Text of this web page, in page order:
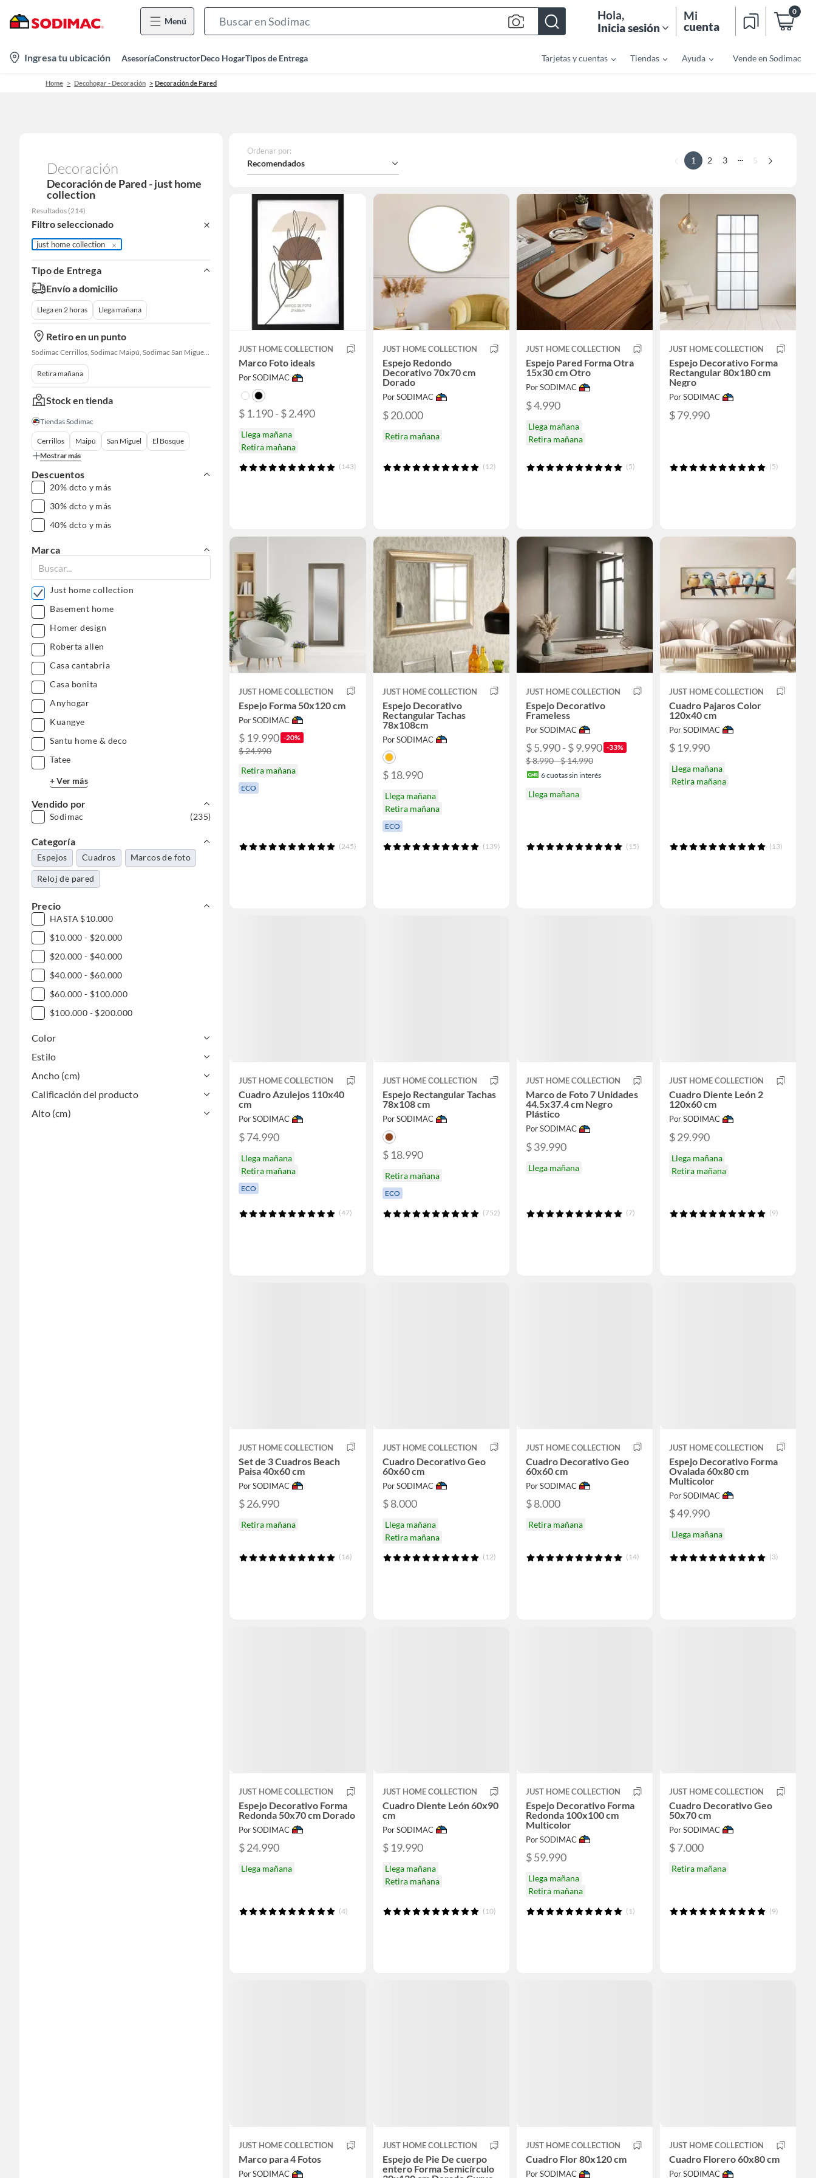
Menú
Bar
Hola,
Inicia sesión
Mi
cuenta
0
location-
icon
Ingresa tu ubicación AsesoríaConstructorDeco HogarTipos de Entrega Tarjetas y cuentas Tiendas Ayuda Vende en Sodimac
Home Decohogar - Decoración Decoración de Pared
Decoración
Decoración de Pared - just home
collection
Resultados (214)
Filtro seleccionado
just home collection
Tipo de Entrega
Envío a domicilio
Llega en 2 horas Llega mañana
Retiro en un punto
Sodimac Cerrillos, Sodimac Maipú, Sodimac San Miguel, Sodimac El Bosque, Sodimac San Bernardo, Sodimac Talagante, Sodimac San Fernando
Retira mañana
Stock en tienda
Tiendas Sodimac
Cerrillos Maipú San Miguel
El Bosque
Mostrar más
Descuentos
20% dcto y más
30% dcto y más
40% dcto y más
Marca
Just home collection
Basement home
Homer design
Roberta allen
Casa cantabria
Casa bonita
Anyhogar
Kuangye
Santu home & deco
Tatee
+ Ver más
Vendido por
Sodimac (235)
Categoría
Espejos Cuadros Marcos de foto
Reloj de pared
Precio
HASTA $10.000
$10.000 - $20.000
$20.000 - $40.000
$40.000 - $60.000
$60.000 - $100.000
$100.000 - $200.000
Color
Estilo
Ancho (cm)
Calificación del producto
Alto (cm)
Ordenar por:
Recomendados 1 2 3 ... 5
JUST HOME COLLECTION
Marco Foto ideals
Por SODIMAC
$ 1.190 - $ 2.490
Llega mañana
Retira mañana
(143)
JUST HOME COLLECTION
Espejo Redondo
Decorativo 70x70 cm
Dorado
Por SODIMAC
$ 20.000
Retira mañana
(12)
JUST HOME COLLECTION
Espejo Pared Forma Otra
15x30 cm Otro
Por SODIMAC
$ 4.990
Llega mañana
Retira mañana
(5)
JUST HOME COLLECTION
Espejo Decorativo Forma
Rectangular 80x180 cm
Negro
Por SODIMAC
$ 79.990
(5)
JUST HOME COLLECTION
Espejo Forma 50x120 cm
Por SODIMAC
$ 19.990 -20%
$ 24.990
Retira mañana
ECO
(245)
JUST HOME COLLECTION
Espejo Decorativo
Rectangular Tachas
78x108cm
Por SODIMAC
$ 18.990
Llega mañana
Retira mañana
ECO
(139)
JUST HOME COLLECTION
Espejo Decorativo
Frameless
Por SODIMAC
$ 5.990 - $ 9.990 -33%
$ 8.990 - $ 14.990
6cuotas sin interés
Llega mañana
(15)
JUST HOME COLLECTION
Cuadro Pajaros Color
120x40 cm
Por SODIMAC
$ 19.990
Llega mañana
Retira mañana
(13)
JUST HOME COLLECTION
Cuadro Azulejos 110x40
cm
Por SODIMAC
$ 74.990
Llega mañana
Retira mañana
ECO
(47)
JUST HOME COLLECTION
Espejo Rectangular Tachas
78x108 cm
Por SODIMAC
$ 18.990
Retira mañana
ECO
(752)
JUST HOME COLLECTION
Marco de Foto 7 Unidades
44.5x37.4 cm Negro
Plástico
Por SODIMAC
$ 39.990
Llega mañana
(7)
JUST HOME COLLECTION
Cuadro Diente León 2
120x60 cm
Por SODIMAC
$ 29.990
Llega mañana
Retira mañana
(9)
JUST HOME COLLECTION
Set de 3 Cuadros Beach
Paisa 40x60 cm
Por SODIMAC
$ 26.990
Retira mañana
(16)
JUST HOME COLLECTION
Cuadro Decorativo Geo
60x60 cm
Por SODIMAC
$ 8.000
Llega mañana
Retira mañana
(12)
JUST HOME COLLECTION
Cuadro Decorativo Geo
60x60 cm
Por SODIMAC
$ 8.000
Retira mañana
(14)
JUST HOME COLLECTION
Espejo Decorativo Forma
Ovalada 60x80 cm
Multicolor
Por SODIMAC
$ 49.990
Llega mañana
(3)
JUST HOME COLLECTION
Espejo Decorativo Forma
Redonda 50x70 cm Dorado
Por SODIMAC
$ 24.990
Llega mañana
(4)
JUST HOME COLLECTION
Cuadro Diente León 60x90
cm
Por SODIMAC
$ 19.990
Llega mañana
Retira mañana
(10)
JUST HOME COLLECTION
Espejo Decorativo Forma
Redonda 100x100 cm
Multicolor
Por SODIMAC
$ 59.990
Llega mañana
Retira mañana
(1)
JUST HOME COLLECTION
Cuadro Decorativo Geo
50x70 cm
Por SODIMAC
$ 7.000
Retira mañana
(9)
JUST HOME COLLECTION
Marco para 4 Fotos
Por SODIMAC
JUST HOME COLLECTION
Espejo de Pie De cuerpo
entero Forma Semicírculo
JUST HOME COLLECTION
Cuadro Flor 80x120 cm
Por SODIMAC
JUST HOME COLLECTION
Cuadro Florero 60x80 cm
Por SODIMAC